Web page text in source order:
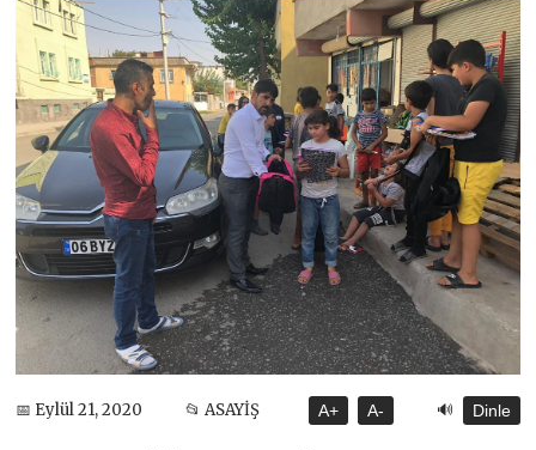
📅 Eylül 21, 2020 📂 ASAYİŞ A+ A- 🔊 Dinle